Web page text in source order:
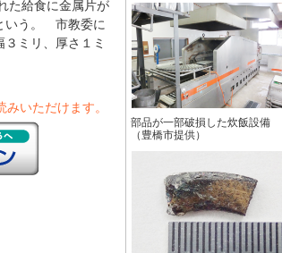
た給食に金属片が
いう。 市教委に
ミリ、厚さ１ミ
いただけます。
部品が一部破損した炊飯設備
（豊橋市提供）